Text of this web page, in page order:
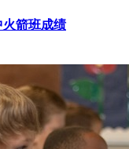
火箭班成绩